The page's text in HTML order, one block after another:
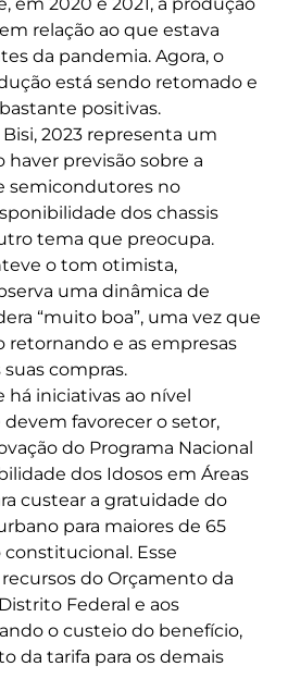
relação ao que estava
da pandemia. Agora, o
está sendo retomado e
positivas.
2023 representa um
haver previsão sobre a
semicondutores no
dos chassis
tema que preocupa.
o tom otimista,
uma dinâmica de
“muito boa”, uma vez que
retornando e as empresas
compras.
há iniciativas ao nível
favorecer o setor,
do Programa Nacional
dos Idosos em Áreas
custear a gratuidade do
para maiores de 65
Esse
do Orçamento da
Federal e aos
o custeio do benefício,
da tarifa para os demais